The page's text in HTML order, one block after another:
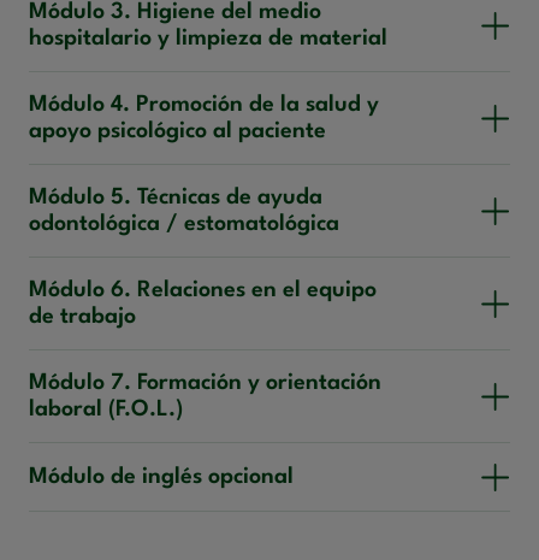
Módulo 3. Higiene del medio
hospitalario y limpieza de material
Módulo 4. Promoción de la salud y
apoyo psicológico al paciente
Módulo 5. Técnicas de ayuda
odontológica / estomatológica
Módulo 6. Relaciones en el equipo
de trabajo
Módulo 7. Formación y orientación
laboral (F.O.L.)
Módulo de inglés opcional